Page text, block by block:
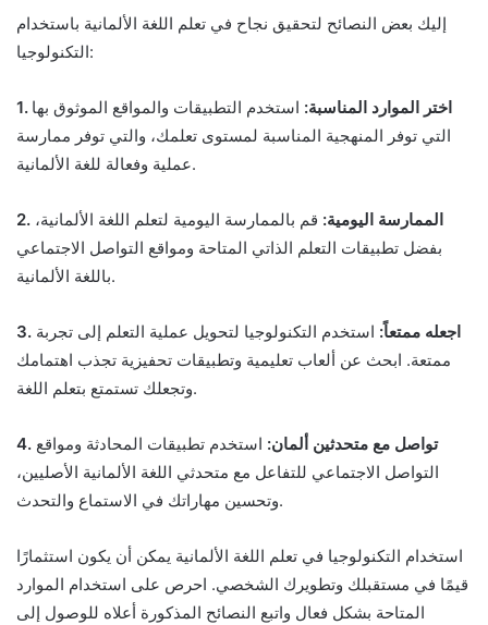
إليك بعض النصائح لتحقيق نجاح في تعلم اللغة الألمانية باستخدام
التكنولوجيا:
1. اختر الموارد المناسبة: استخدم التطبيقات والمواقع الموثوق بها
التي توفر المنهجية المناسبة لمستوى تعلمك، والتي توفر ممارسة
عملية وفعالة للغة الألمانية.
2. الممارسة اليومية: قم بالممارسة اليومية لتعلم اللغة الألمانية،
بفضل تطبيقات التعلم الذاتي المتاحة ومواقع التواصل الاجتماعي
باللغة الألمانية.
3. اجعله ممتعاً: استخدم التكنولوجيا لتحويل عملية التعلم إلى تجربة
ممتعة. ابحث عن ألعاب تعليمية وتطبيقات تحفيزية تجذب اهتمامك
وتجعلك تستمتع بتعلم اللغة.
4. تواصل مع متحدثين ألمان: استخدم تطبيقات المحادثة ومواقع
التواصل الاجتماعي للتفاعل مع متحدثي اللغة الألمانية الأصليين،
وتحسين مهاراتك في الاستماع والتحدث.
استخدام التكنولوجيا في تعلم اللغة الألمانية يمكن أن يكون استثمارًا
قيمًا في مستقبلك وتطويرك الشخصي. احرص على استخدام الموارد
المتاحة بشكل فعال واتبع النصائح المذكورة أعلاه للوصول إلى